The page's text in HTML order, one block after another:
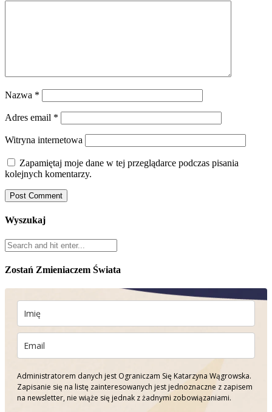
Nazwa *
Adres email *
Witryna internetowa
Zapamiętaj moje dane w tej przeglądarce podczas pisania
kolejnych komentarzy.
Wyszukaj
Zostań Zmieniaczem Świata
Administratorem danych jest Ograniczam Się Katarzyna Wągrowska.
Zapisanie się na listę zainteresowanych jest jednoznaczne z zapisem
na newsletter, nie wiąże się jednak z żadnymi zobowiązaniami.